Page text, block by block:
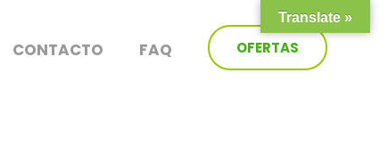
OFERTAS
CONTACTO FAQ
Translate »